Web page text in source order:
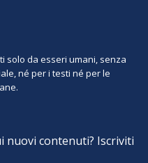
solo da esseri umani, senza
né per i testi né per le
nuovi contenuti? Iscriviti